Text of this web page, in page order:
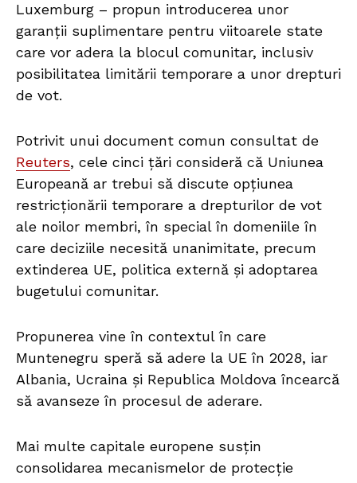
Luxemburg – propun introducerea unor
garanții suplimentare pentru viitoarele state
care vor adera la blocul comunitar, inclusiv
posibilitatea limitării temporare a unor drepturi
de vot.
Potrivit unui document comun consultat de
Reuters, cele cinci țări consideră că Uniunea
Europeană ar trebui să discute opțiunea
restricționării temporare a drepturilor de vot
ale noilor membri, în special în domeniile în
care deciziile necesită unanimitate, precum
extinderea UE, politica externă și adoptarea
bugetului comunitar.
Propunerea vine în contextul în care
Muntenegru speră să adere la UE în 2028, iar
Albania, Ucraina și Republica Moldova încearcă
să avanseze în procesul de aderare.
Mai multe capitale europene susțin
consolidarea mecanismelor de protecție